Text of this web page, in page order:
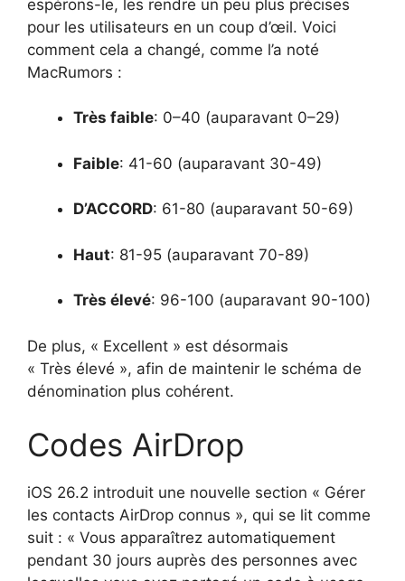
espérons-le, les rendre un peu plus précises
pour les utilisateurs en un coup d’œil. Voici
comment cela a changé, comme l’a noté
MacRumors :
Très faible: 0–40 (auparavant 0–29)
Faible: 41-60 (auparavant 30-49)
D’ACCORD: 61-80 (auparavant 50-69)
Haut: 81-95 (auparavant 70-89)
Très élevé: 96-100 (auparavant 90-100)
De plus, « Excellent » est désormais
« Très élevé », afin de maintenir le schéma de
dénomination plus cohérent.
Codes AirDrop
iOS 26.2 introduit une nouvelle section « Gérer
les contacts AirDrop connus », qui se lit comme
suit : « Vous apparaîtrez automatiquement
pendant 30 jours auprès des personnes avec